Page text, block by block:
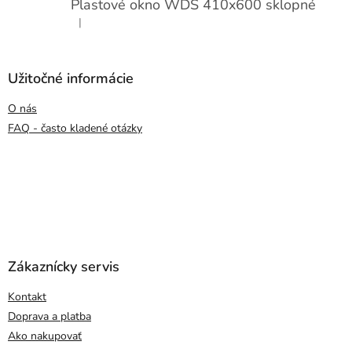
Plastové okno WDS 410x600 sklopné
Hodnotenie produktu je 5 z 5 hviezdičiek.
|
Užitočné informácie
O nás
FAQ - často kladené otázky
Zákaznícky servis
Kontakt
Doprava a platba
Ako nakupovať